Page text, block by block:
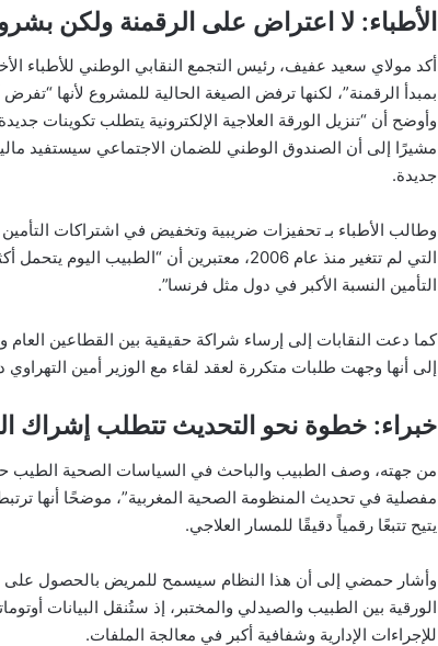
الأطباء: لا اعتراض على الرقمنة ولكن
أكد مولاي سعيد عفيف، رئيس التجمع النقابي الوطني للأطباء
بمبدأ الرقمنة”، لكنها ترفض الصيغة الحالية للمشروع لأنها
وأوضح أن “تنزيل الورقة العلاجية الإلكترونية يتطلب تكوينات
مشيرًا إلى أن الصندوق الوطني للضمان الاجتماعي سيستفيد
جديدة.
وطالب الأطباء بـ تحفيزات ضريبية وتخفيض في اشتراكات
التأمين النسبة الأكبر في دول مثل فرنسا”.
كما دعت النقابات إلى إرساء شراكة حقيقية بين القطاعين
إلى أنها وجهت طلبات متكررة لعقد لقاء مع الوزير أمين
خبراء: خطوة نحو التحديث تتطلب إشراك
من جهته، وصف الطبيب والباحث في السياسات الصحية الطيب حمضي
مفصلية في تحديث المنظومة الصحية المغربية”، موضحًا أنها
يتيح تتبعًا رقمياً دقيقًا للمسار العلاجي.
وأشار حمضي إلى أن هذا النظام سيسمح للمريض بالحصول على
الورقية بين الطبيب والصيدلي والمختبر، إذ ستُنقل البيانات
للإجراءات الإدارية وشفافية أكبر في معالجة الملفات.